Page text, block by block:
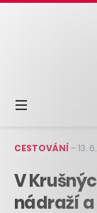
CESTOVÁNÍ–13.
V
nádraží